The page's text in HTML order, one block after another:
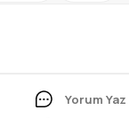
Yorum Yaz